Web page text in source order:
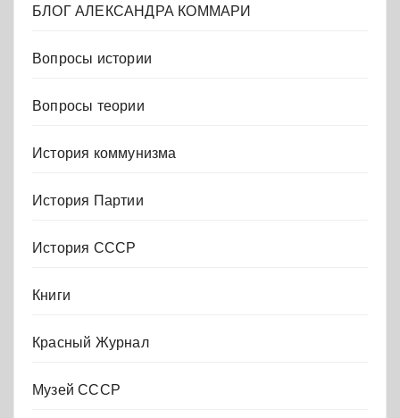
БЛОГ АЛЕКСАНДРА КОММАРИ
Вопросы истории
Вопросы теории
История коммунизма
История Партии
История СССР
Книги
Красный Журнал
Музей СССР